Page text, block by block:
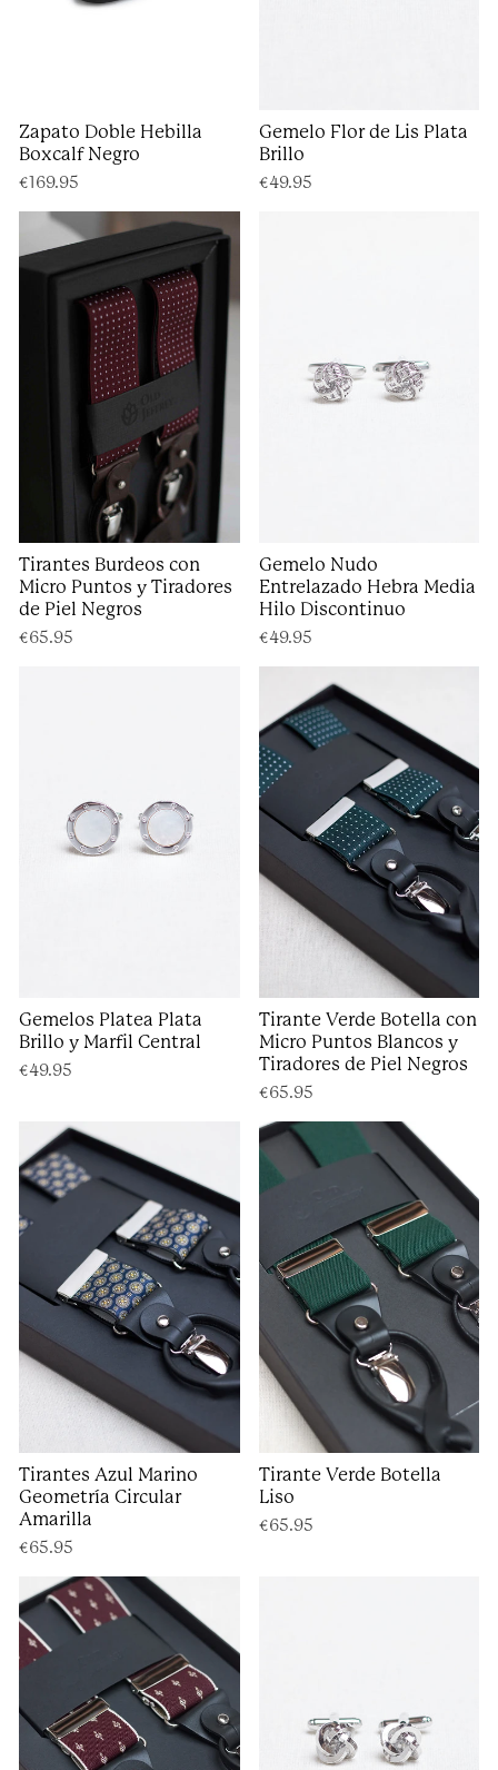
Zapato Doble Hebilla
Boxcalf Negro
€169.95
Gemelo Flor de Lis Plata
Brillo
€49.95
Tirantes Burdeos con
Micro Puntos y Tiradores
de Piel Negros
€65.95
Gemelo Nudo
Entrelazado Hebra Media
Hilo Discontinuo
€49.95
Gemelos Platea Plata
Brillo y Marfil Central
€49.95
Tirante Verde Botella con
Micro Puntos Blancos y
Tiradores de Piel Negros
€65.95
Tirantes Azul Marino
Geometría Circular
Amarilla
€65.95
Tirante Verde Botella
Liso
€65.95